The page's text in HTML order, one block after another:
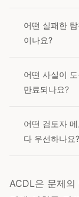
어떤 실패한
이나요?
어떤 사실이
만료되나요?
어떤 검토자
다 우선하나요?
ACDL은 문제